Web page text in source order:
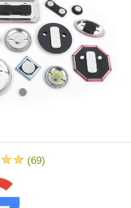
(69)